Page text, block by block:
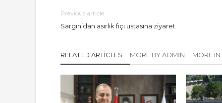
Previous article
Sargın’dan asırlık fıçı ustasına ziyaret
RELATED ARTICLES MORE BY ADMIN MORE